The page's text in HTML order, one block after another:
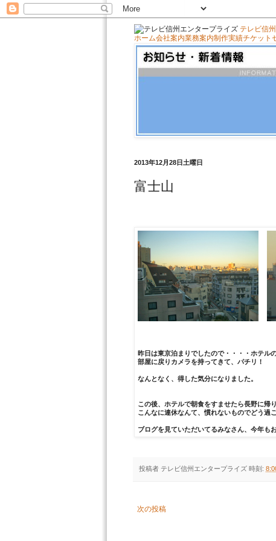
テレビ信
ホーム会社案内業務案内制作実績チケット
2013年12月28日土曜日
富士山
昨日は東京泊まりでしたので・・・・ホテル
部屋に戻りカメラを持ってきて、パチリ！
なんとなく、得した気分になりました。
この後、ホテルで朝食をすませたら長野に帰
こんなに連休なんて、慣れないものでどう過
ブログを見ていただいてるみなさん、今年も
投稿者 テレビ信州エンタープライズ 時刻:
次の投稿